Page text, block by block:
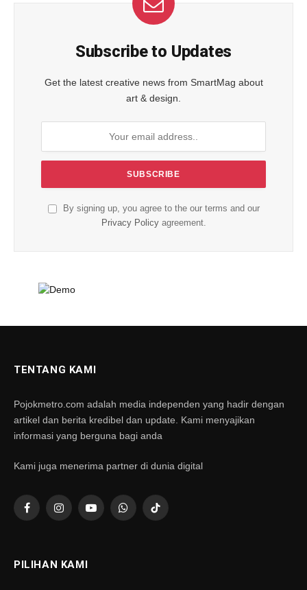
Subscribe to Updates
Get the latest creative news from SmartMag about
art & design.
By signing up, you agree to the our terms and our
Privacy Policyagreement.
TENTANG KAMI
Pojokmetro.com adalah media independen yang hadir dengan
artikel dan berita kredibel dan update. Kami menyajikan
informasi yang berguna bagi anda
Kami juga menerima partner di dunia digital
FacebookInstagramYouTubeWhatsAppTikTok
PILIHAN KAMI